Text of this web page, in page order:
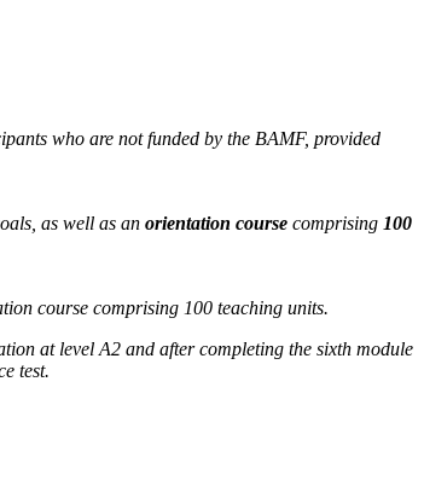
who are not funded by the BAMF, provided
as well as an orientation course comprising 100
course comprising 100 teaching units.
at level A2 and after completing the sixth module
test.